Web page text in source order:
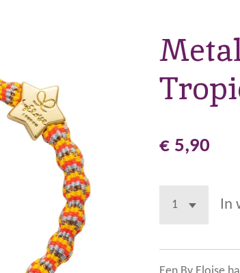
€ 5,90
In